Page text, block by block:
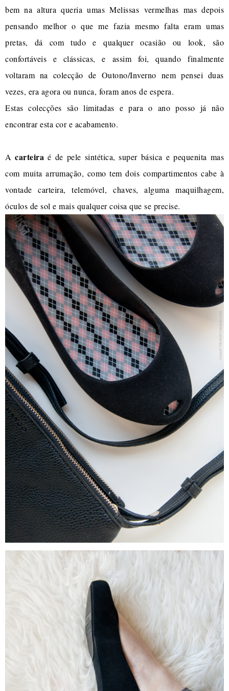
bem na altura queria umas Melissas vermelhas mas depois
pensando melhor o que me fazia mesmo falta eram umas
pretas, dá com tudo e qualquer ocasião ou look, são
confortáveis e clássicas, e assim foi, quando finalmente
voltaram na colecção de Outono/Inverno nem pensei duas
vezes, era agora ou nunca, foram anos de espera.
Estas colecções são limitadas e para o ano posso já não
encontrar esta cor e acabamento.
Acarteira é de pele sintética, super básica e pequenita mas
com muita arrumação, como tem dois compartimentos cabe à
vontade carteira, telemóvel, chaves, alguma maquilhagem,
óculos de sol e mais qualquer coisa que se precise.